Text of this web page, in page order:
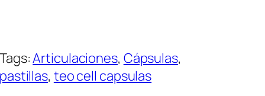
Tags:Articulaciones, Cápsulas
pastillas, teo cell capsulas